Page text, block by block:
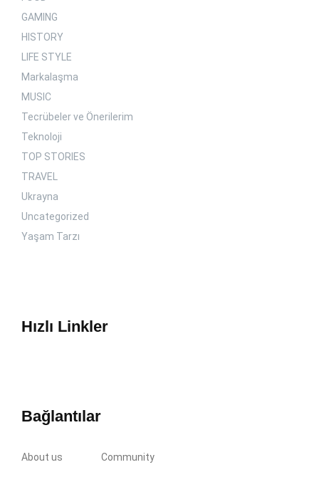
GAMING
HISTORY
LIFE STYLE
Markalaşma
MUSIC
Tecrübeler ve Önerilerim
Teknoloji
TOP STORIES
TRAVEL
Ukrayna
Uncategorized
Yaşam Tarzı
Hızlı Linkler
Bağlantılar
About us Community